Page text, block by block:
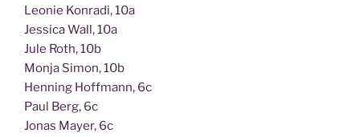
Leo­nie Kon­ra­di, 10a
Jes­si­ca Wall, 10a
Jule Roth, 10b
Mon­ja Simon, 10b
Hen­ning Hoff­mann, 6c
Paul Berg, 6c
Jonas May­er, 6c